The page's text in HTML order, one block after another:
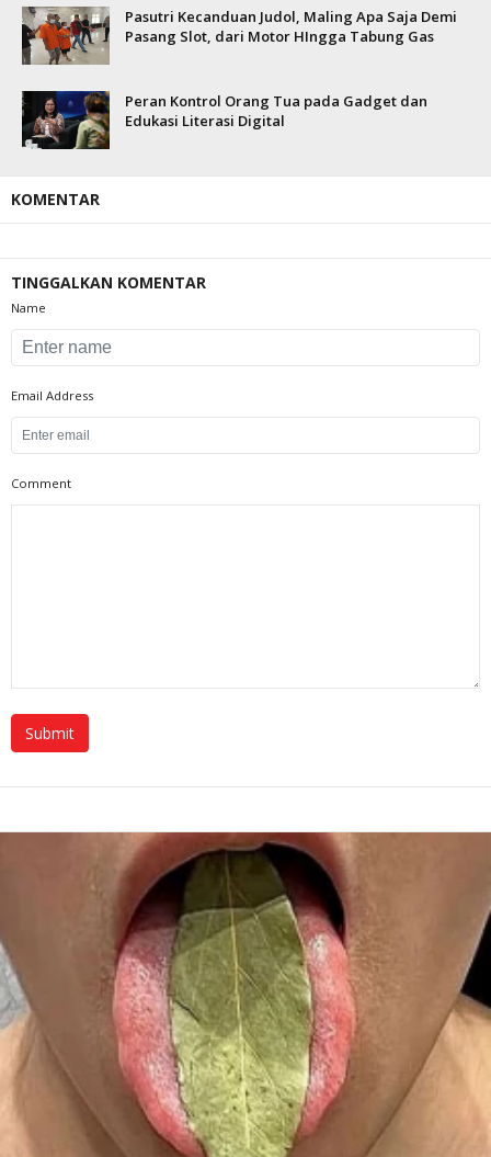
Pasutri Kecanduan Judol, Maling Apa Saja Demi
Pasang Slot, dari Motor HIngga Tabung Gas
Peran Kontrol Orang Tua pada Gadget dan
Edukasi Literasi Digital
KOMENTAR
TINGGALKAN KOMENTAR
Name
Email Address
Comment